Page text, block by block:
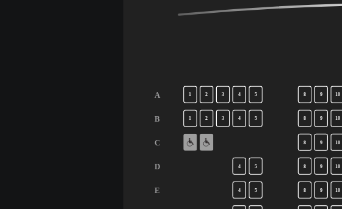
A
B
C
D
E
1 2 3 4 5 8 9 10
1 2 3 4 5 8 9 10
8 9 10
4 5 8 9 10
4 5 8 9 10